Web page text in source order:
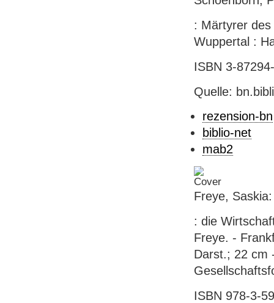
: Märtyrer
Wuppertal :
ISBN 3-
Quelle:
rezension-bn
biblio-net
mab2
Freye,
: die
Freye. -
Darst.; 22 cm
ISBN 978-3-